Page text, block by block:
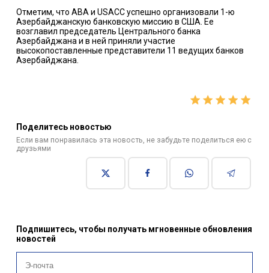
Отметим, что ABA и USACC успешно организовали 1-ю
Азербайджанскую банковскую миссию в США. Ее
возглавил председатель Центрального банка
Азербайджана и в ней приняли участие
высокопоставленные представители 11 ведущих банков
Азербайджана.
Поделитесь новостью
Если вам понравилась эта новость, не забудьте поделиться ею с
друзьями
Подпишитесь, чтобы получать мгновенные обновления
новостей